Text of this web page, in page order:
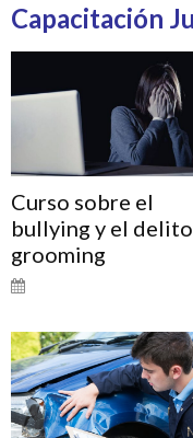
Capacitación
Curso sobre el
bullying y el
grooming